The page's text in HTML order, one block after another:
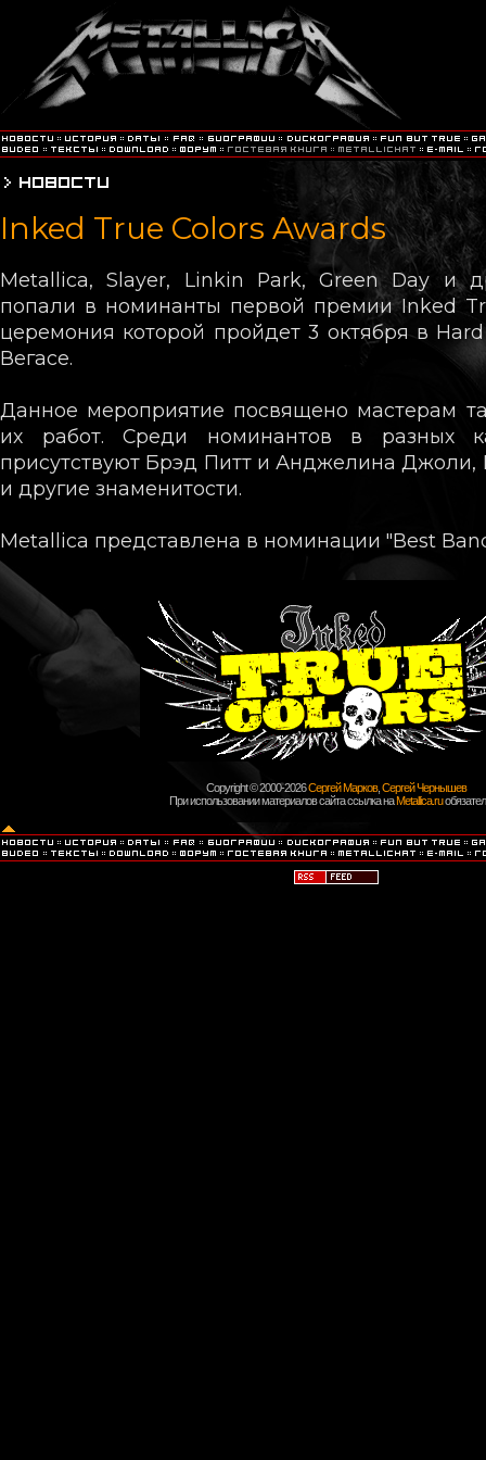
Inked True Colors Awards
Metallica, Slayer, Linkin Park, Green Day и
попали в номинанты первой премии Inked
церемония которой пройдет 3 октября в
Вегасе.
Данное мероприятие посвящено мастерам
их работ. Среди номинантов в разных
присутствуют Брэд Питт и Анджелина
и другие знаменитости.
Metallica представлена в номинации "Best
Copyright © 2000-2026Сергей Марков, Сергей Чернышев
При использовании материалов сайта ссылка наMetallica.ru